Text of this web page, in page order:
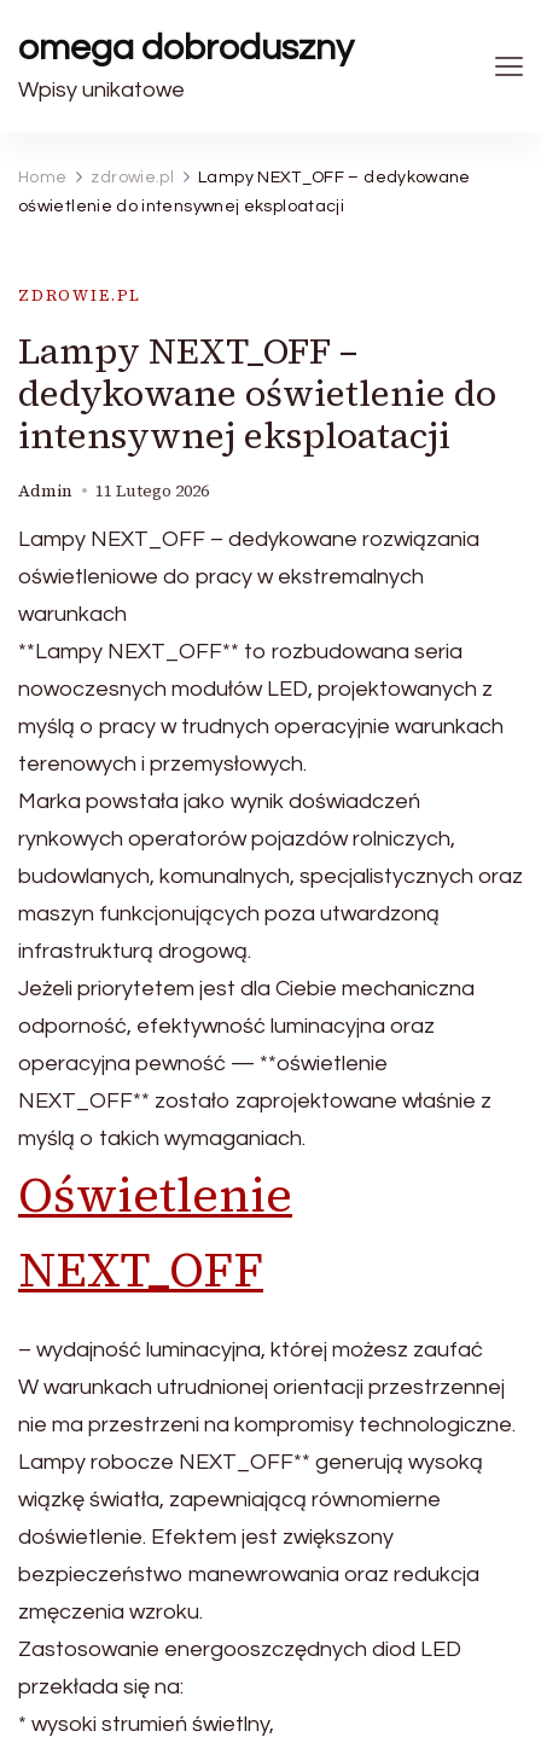
omega dobroduszny
Wpisy unikatowe
Home zdrowie.pl
Lampy NEXT_OFF – dedykowane
oświetlenie do intensywnej eksploatacji
ZDROWIE.PL
Lampy NEXT_OFF –
dedykowane oświetlenie do
intensywnej eksploatacji
Admin 11 Lutego 2026
Lampy NEXT_OFF – dedykowane rozwiązania
oświetleniowe do pracy w ekstremalnych
warunkach
**Lampy NEXT_OFF** to rozbudowana seria
nowoczesnych modułów LED, projektowanych z
myślą o pracy w trudnych operacyjnie warunkach
terenowych i przemysłowych.
Marka powstała jako wynik doświadczeń
rynkowych operatorów pojazdów rolniczych,
budowlanych, komunalnych, specjalistycznych oraz
maszyn funkcjonujących poza utwardzoną
infrastrukturą drogową.
Jeżeli priorytetem jest dla Ciebie mechaniczna
odporność, efektywność luminacyjna oraz
operacyjna pewność — **oświetlenie
NEXT_OFF** zostało zaprojektowane właśnie z
myślą o takich wymaganiach.
Oświetlenie
NEXT_OFF
– wydajność luminacyjna, której możesz zaufać
W warunkach utrudnionej orientacji przestrzennej
nie ma przestrzeni na kompromisy technologiczne.
Lampy robocze NEXT_OFF** generują wysoką
wiązkę światła, zapewniającą równomierne
doświetlenie. Efektem jest zwiększony
bezpieczeństwo manewrowania oraz redukcja
zmęczenia wzroku.
Zastosowanie energooszczędnych diod LED
przekłada się na:
* wysoki strumień świetlny,